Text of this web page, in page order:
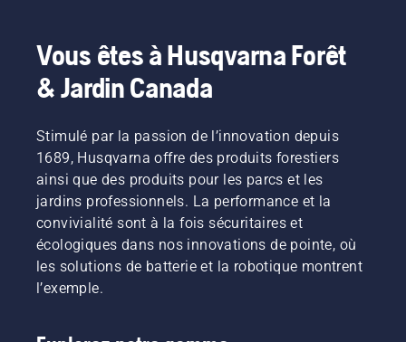
Vous êtes à Husqvarna Forêt
& Jardin Canada
Stimulé par la passion de l’innovation depuis
1689, Husqvarna offre des produits forestiers
ainsi que des produits pour les parcs et les
jardins professionnels. La performance et la
convivialité sont à la fois sécuritaires et
écologiques dans nos innovations de pointe, où
les solutions de batterie et la robotique montrent
l’exemple.